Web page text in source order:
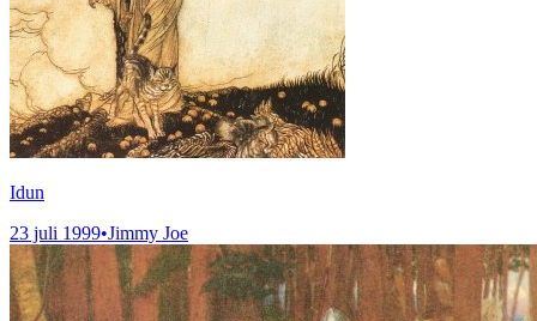
Idun
23 juli 1999•Jimmy Joe